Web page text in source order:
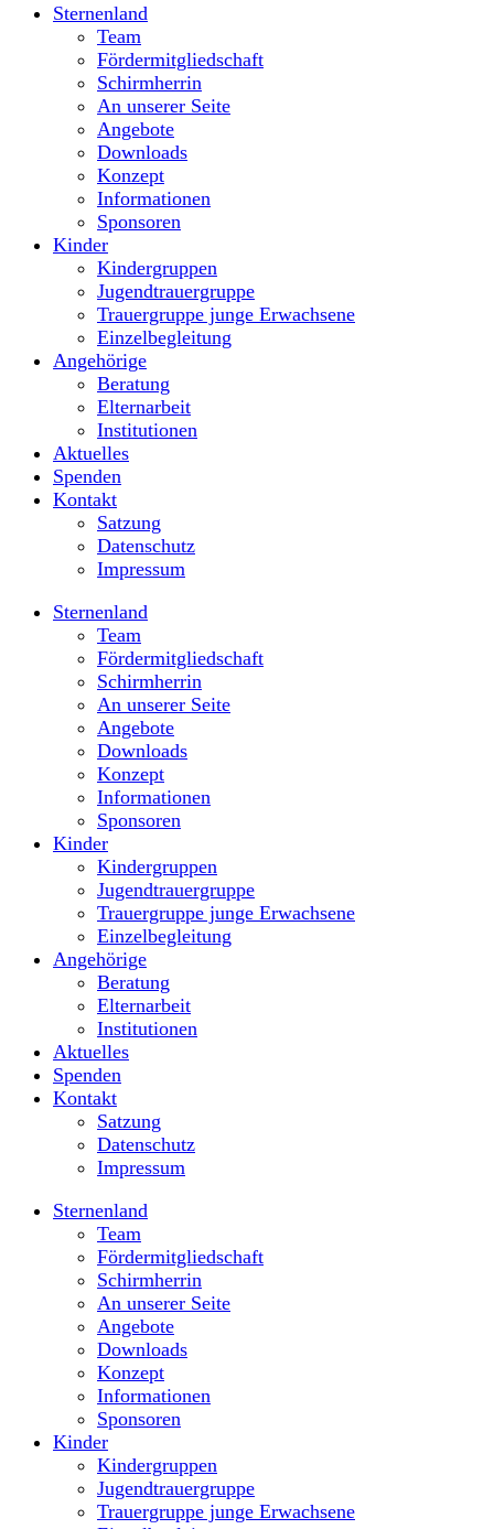
Sternenland
Team
Fördermitgliedschaft
Schirmherrin
An unserer Seite
Angebote
Downloads
Konzept
Informationen
Sponsoren
Kinder
Kindergruppen
Jugendtrauergruppe
Trauergruppe junge Erwachsene
Einzelbegleitung
Angehörige
Beratung
Elternarbeit
Institutionen
Aktuelles
Spenden
Kontakt
Satzung
Datenschutz
Impressum
Sternenland
Team
Fördermitgliedschaft
Schirmherrin
An unserer Seite
Angebote
Downloads
Konzept
Informationen
Sponsoren
Kinder
Kindergruppen
Jugendtrauergruppe
Trauergruppe junge Erwachsene
Einzelbegleitung
Angehörige
Beratung
Elternarbeit
Institutionen
Aktuelles
Spenden
Kontakt
Satzung
Datenschutz
Impressum
Sternenland
Team
Fördermitgliedschaft
Schirmherrin
An unserer Seite
Angebote
Downloads
Konzept
Informationen
Sponsoren
Kinder
Kindergruppen
Jugendtrauergruppe
Trauergruppe junge Erwachsene